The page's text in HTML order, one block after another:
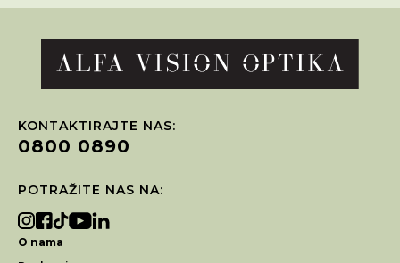
KONTAKTIRAJTE NAS:
0800 0890
POTRAŽITE NAS NA:
O nama